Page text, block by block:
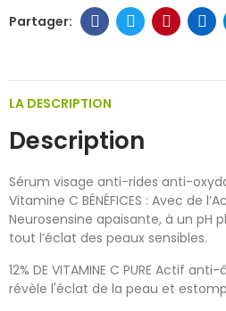
LA DESCRIPTION
Description
Sérum visage anti-rides anti-
Vitamine C BÉNÉFICES : Avec de
Neurosensine apaisante, à un pH
tout l’éclat des peaux sensibles.
12% DE VITAMINE C PURE Actif
révèle l'éclat de la peau et